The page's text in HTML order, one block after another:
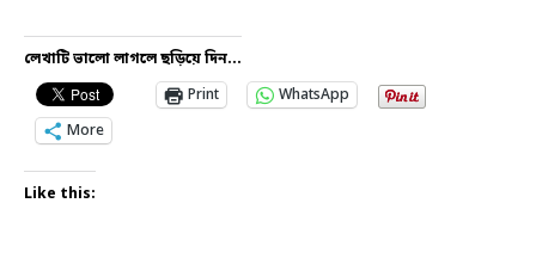
লেখাটি ভালো লাগলে ছড়িয়ে দিন...
Print
WhatsApp
More
Like this: